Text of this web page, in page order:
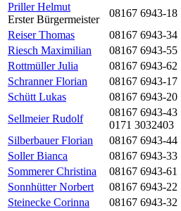
Priller Helmut
Erster Bürgermeister
08167 6943-18
Reiser Thomas
08167 6943-34
Riesch Maximilian
08167 6943-55
Rottmüller Julia
08167 6943-62
Schranner Florian
08167 6943-17
Schütt Lukas
08167 6943-20
Sellmeier Rudolf
08167 6943-43
0171 3032403
Silberbauer Florian
08167 6943-44
Soller Bianca
08167 6943-33
Sommerer Christina
08167 6943-61
Sonnhütter Norbert
08167 6943-22
Steinecke Corinna
08167 6943-32